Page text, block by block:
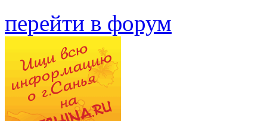
перейти в форум